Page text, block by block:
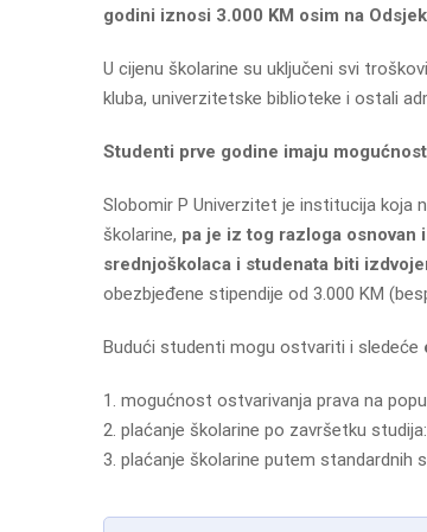
godini iznosi 3.000 KM osim na
U cijenu školarine su uključeni svi
kluba, univerzitetske biblioteke i ostali
Studenti prve godine imaju
Slobomir P Univerzitet je institucija koja
školarine, pa je iz tog razloga osnovan
srednjoškolaca i studenata biti
obezbjeđene stipendije od 3.000 KM
Budući studenti mogu ostvariti i sledeće
mogućnost ostvarivanja prava na
plaćanje školarine po završetku
plaćanje školarine putem standardnih